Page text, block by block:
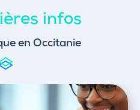
infos
en Occitanie